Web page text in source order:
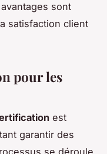
sont
satisfaction client
pour les
est
garantir des